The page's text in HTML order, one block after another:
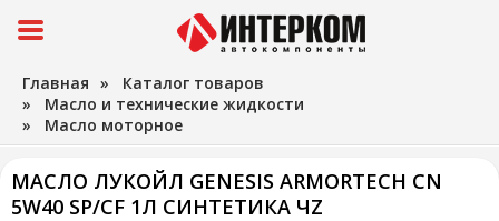
Главная » Каталог товаров
» Масло и технические жидкости
» Масло моторное
МАСЛО ЛУКОЙЛ GENESIS ARMORTECH CN
5W40 SP/CF 1Л СИНТЕТИКА ЧZ